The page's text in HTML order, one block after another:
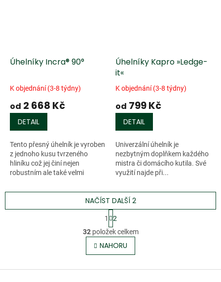
Úhelníky Incra® 90°
K objednání (3-8 týdny)
od 2 668 Kč
DETAIL
Tento přesný úhelník je vyroben
z jednoho kusu tvrzeného
hliníku což jej činí nejen
robustním ale také velmi
Přesnost +/- 0,02 mm.
Úhelníky Kapro »Ledge-
it«
K objednání (3-8 týdny)
od 799 Kč
DETAIL
Univerzální úhelník je
nezbytným doplňkem každého
mistra či domácího kutila. Své
využití najde při...
O
v
l
á
NAČÍST DALŠÍ 2
S
t
r
á
n
k
v
1
2
32položek celkem
NAHORU
Z